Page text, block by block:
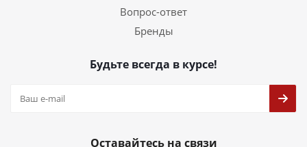
Вопрос-ответ
Бренды
Будьте всегда в курсе!
Оставайтесь на связи